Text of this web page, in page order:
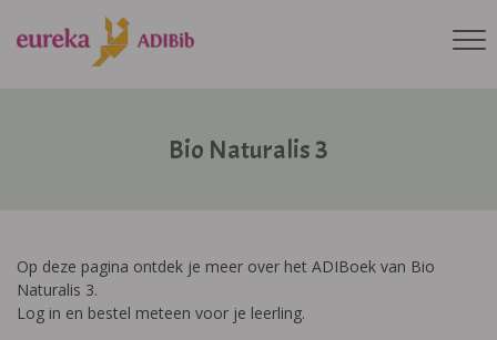
Bio Naturalis 3
Op deze pagina ontdek je meer over het ADIBoek van Bio
Naturalis 3.
Log in en bestel meteen voor je leerling.